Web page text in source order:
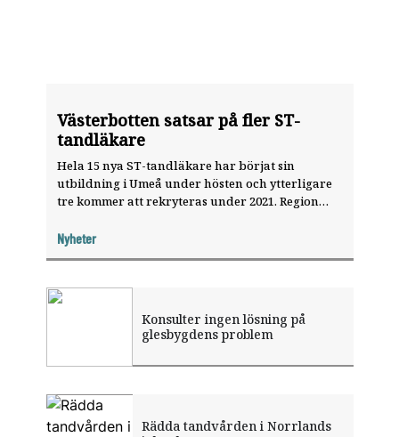
Västerbotten satsar på fler ST-
tandläkare
Hela 15 nya ST-tandläkare har börjat sin
utbildning i Umeå under hösten och ytterligare
tre kommer att rekryteras under 2021. Region
för alla hantera en historiskt hög
Nyheter
Konsulter ingen lösning på
glesbygdens problem
Rädda tandvården i Norrlands